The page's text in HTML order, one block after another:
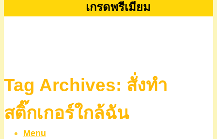
เกรดพรีเมียม
Menu
Tag Archives: สั่งทำ
สติ๊กเกอร์ใกล้ฉัน